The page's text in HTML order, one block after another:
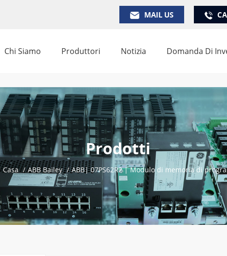
MAIL US
Chi Siamo Produttori Notizia Domanda Di
Prodotti
Casa / ABB Bailey / ABB| 07PS62R2 | Modulo di memoria di